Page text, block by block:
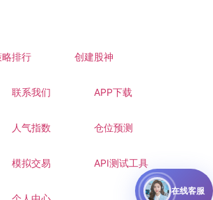
略排行 创建股神
联系我们 APP下载
人气指数 仓位预测
模拟交易 API测试工具
在线客服